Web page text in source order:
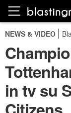
NEWS & VIDEO
in tv su